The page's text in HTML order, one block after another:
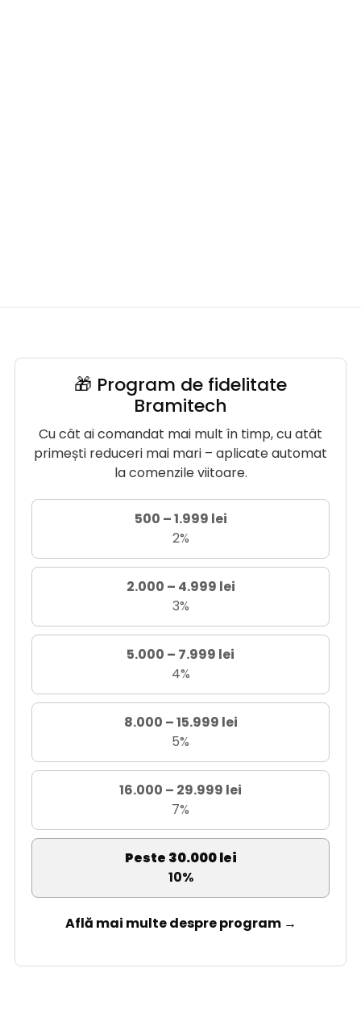
🎁 Program de fidelitate
Bramitech
Cu cât ai comandat mai mult în timp, cu atât
primești reduceri mai mari – aplicate automat
la comenzile viitoare.
500 – 1.999 lei
2%
2.000 – 4.999 lei
3%
5.000 – 7.999 lei
4%
8.000 – 15.999 lei
5%
16.000 – 29.999 lei
7%
Peste 30.000 lei
10%
Află mai multe despre program →